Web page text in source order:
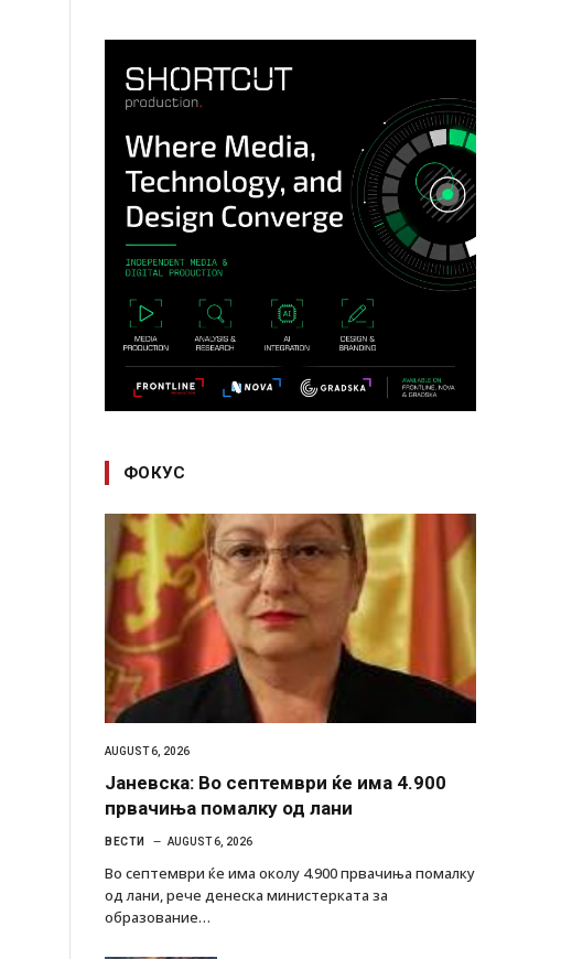
Јаневска: Во септември ќе има 4.900
првачиња помалку од лани
ВЕСТИ
Во септември ќе има околу 4.900 првачиња помалку
од лани, рече денеска министерката за
образование…